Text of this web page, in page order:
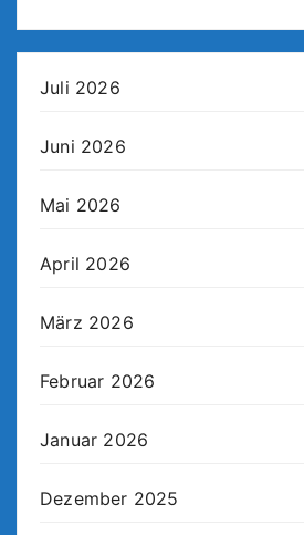
Juli 2026
Juni 2026
Mai 2026
April 2026
März 2026
Februar 2026
Januar 2026
Dezember 2025